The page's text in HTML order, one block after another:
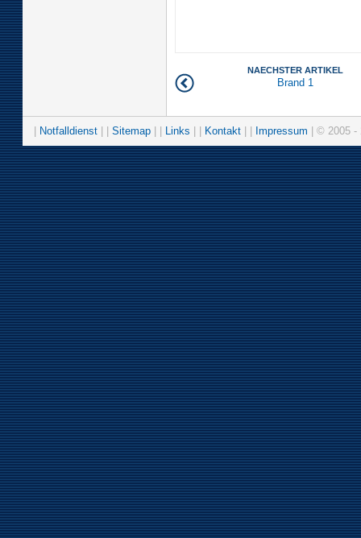
NAECHSTER ARTIKEL
Brand 1
Notfalldienst Sitemap Links Kontakt Impressum | © 2005 -